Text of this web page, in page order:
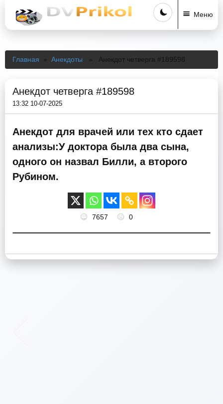
Меню
Главная » Анекдоты » Анекдот четверга #189598
Анекдот четверга #189598
13:32 10-07-2025
Анекдот для врачей или тех кто сдает
анализы:У доктора была два сына,
одного он назвал Билли, а второго
Рубином.
7657 0